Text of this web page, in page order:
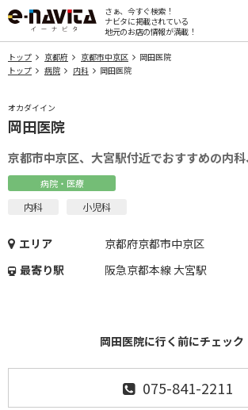
さぁ、今すぐ検索！
ナビタに掲載されている
地元のお店の情報が満載！
トップ 京都府 京都市中京区
岡田医院
トップ
病院 内科 岡田医院
オカダイイン
岡田医院
京都市中京区、大宮駅付近でおすすめの内
病院・医療
内科 小児科
エリア
京都府京都市中京区
最寄り駅
阪急京都本線 大宮駅
岡田医院に行く前にチェック
075-841-2211